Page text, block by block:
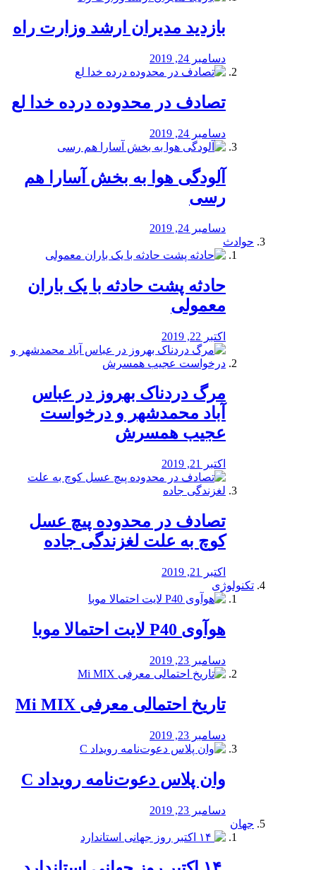
بازدید مدیران ارشد وزارت راه
دسامبر 24, 2019
تصادف در محدوده درده خدا لع
دسامبر 24, 2019
آلودگی هوا به بخش آسارا هم
رسی
دسامبر 24, 2019
حوادث
️حادثه پشت حادثه با یک باران
معمولی
اکتبر 22, 2019
مرگ دردناک بهروز در عباس
آباد محمدشهر و درخواست
عجیب همسرش
اکتبر 21, 2019
تصادف در محدوده پیچ عسل
کوچ به علت لغزندگی جاده
اکتبر 21, 2019
تکنولوژی
هوآوی P40 لایت احتمالا موبا
دسامبر 23, 2019
تاریخ احتمالی معرفی Mi MIX
دسامبر 23, 2019
وان پلاس دعوت‌نامه رویداد C
دسامبر 23, 2019
جهان